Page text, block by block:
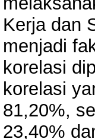
Kerja dan
menjadi
korelasi
korelasi
81,20%,
23,40%